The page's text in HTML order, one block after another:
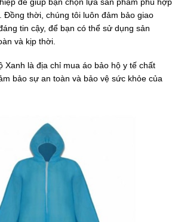
Đồng thời, chúng tôi luôn đảm bảo giao
tin cậy, để bạn có thể sử dụng sản
và kịp thời.
Xanh là địa chỉ mua áo bảo hộ y tế chất
bảo sự an toàn và bảo vệ sức khỏe của